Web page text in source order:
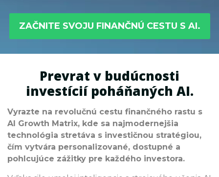
výsledkov.
stratégií poháňaných AI môže viesť k výrazným
finančným stratám a predĺženým
ZAČNITE SVOJU FINANČNÚ CESTU S AI.
Prevrat v budúcnosti
investícií poháňaných AI.
Vyrazte na revolučnú cestu finančného rastu s
AI Growth Matrix, kde sa najmodernejšia
technológia stretáva s investičnou stratégiou,
čím vytvára personalizované, dostupné a
pohlcujúce zážitky pre každého investora.